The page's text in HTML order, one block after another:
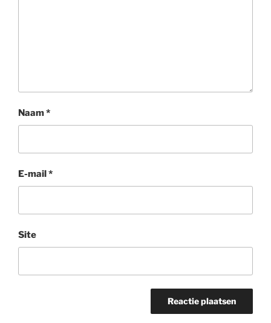
Naam*
E-mail *
Site